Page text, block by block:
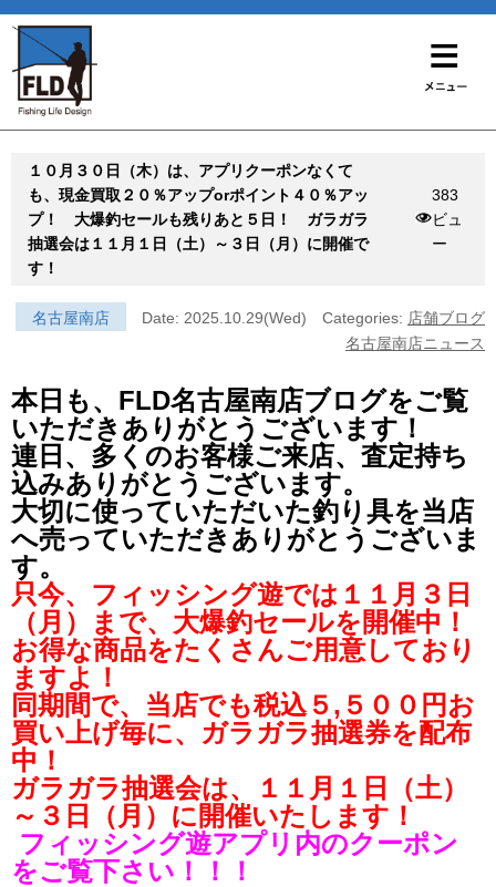
１０月３０日（木）は、アプリクーポンなくて
も、現金買取２０％アップorポイント４０％アッ
プ！ 大爆釣セールも残りあと５日！ ガラガラ
抽選会は１１月１日（土）～３日（月）に開催で
す！
383
ビュ
ー
名古屋南店 Date: 2025.10.29(Wed) Categories: 店舗ブログ
名古屋南店ニュース
本日も、FLD名古屋南店ブログをご覧
いただきありがとうございます！
連日、多くのお客様ご来店、査定持ち
込みありがとうございます。
大切に使っていただいた釣り具を当店
へ売っていただきありがとうございま
す。
只今、フィッシング遊では１１月３日
（月）まで、大爆釣セールを開催中！
お得な商品をたくさんご用意しており
ますよ！
同期間で、当店でも税込５,５００円お
買い上げ毎に、ガラガラ抽選券を配布
中！
ガラガラ抽選会は、１１月１日（土）
～３日（月）に開催いたします！
フィッシング遊アプリ内のクーポン
をご覧下さい！！！